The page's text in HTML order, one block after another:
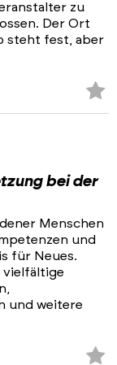
zu
Der Ort
steht fest, aber
bei der
Menschen
und
für Neues.
vielfältige
und weitere